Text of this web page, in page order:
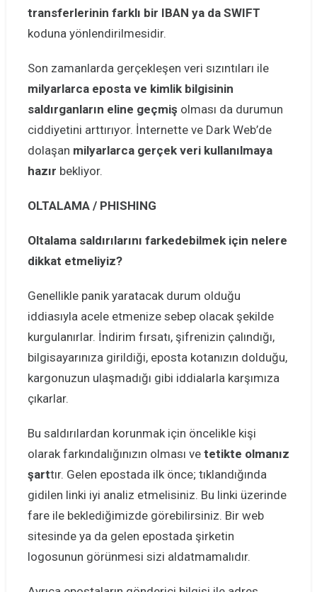
transferlerinin farklı bir IBAN ya da SWIFT
koduna yönlendirilmesidir.
Son zamanlarda gerçekleşen veri sızıntıları ile
milyarlarca eposta ve kimlik bilgisinin
saldırganların eline geçmiş olması da durumun
ciddiyetini arttırıyor. İnternette ve Dark Web’de
dolaşan milyarlarca gerçek veri kullanılmaya
hazır bekliyor.
OLTALAMA / PHISHING
Oltalama saldırılarını farkedebilmek için nelere
dikkat etmeliyiz?
Genellikle panik yaratacak durum olduğu
iddiasıyla acele etmenize sebep olacak şekilde
kurgulanırlar. İndirim fırsatı, şifrenizin çalındığı,
bilgisayarınıza girildiği, eposta kotanızın dolduğu,
kargonuzun ulaşmadığı gibi iddialarla karşımıza
çıkarlar.
Bu saldırılardan korunmak için öncelikle kişi
olarak farkındalığınızın olması ve tetikte olmanız
şarttır. Gelen epostada ilk önce; tıklandığında
gidilen linki iyi analiz etmelisiniz. Bu linki üzerinde
fare ile beklediğimizde görebilirsiniz. Bir web
sitesinde ya da gelen epostada şirketin
logosunun görünmesi sizi aldatmamalıdır.